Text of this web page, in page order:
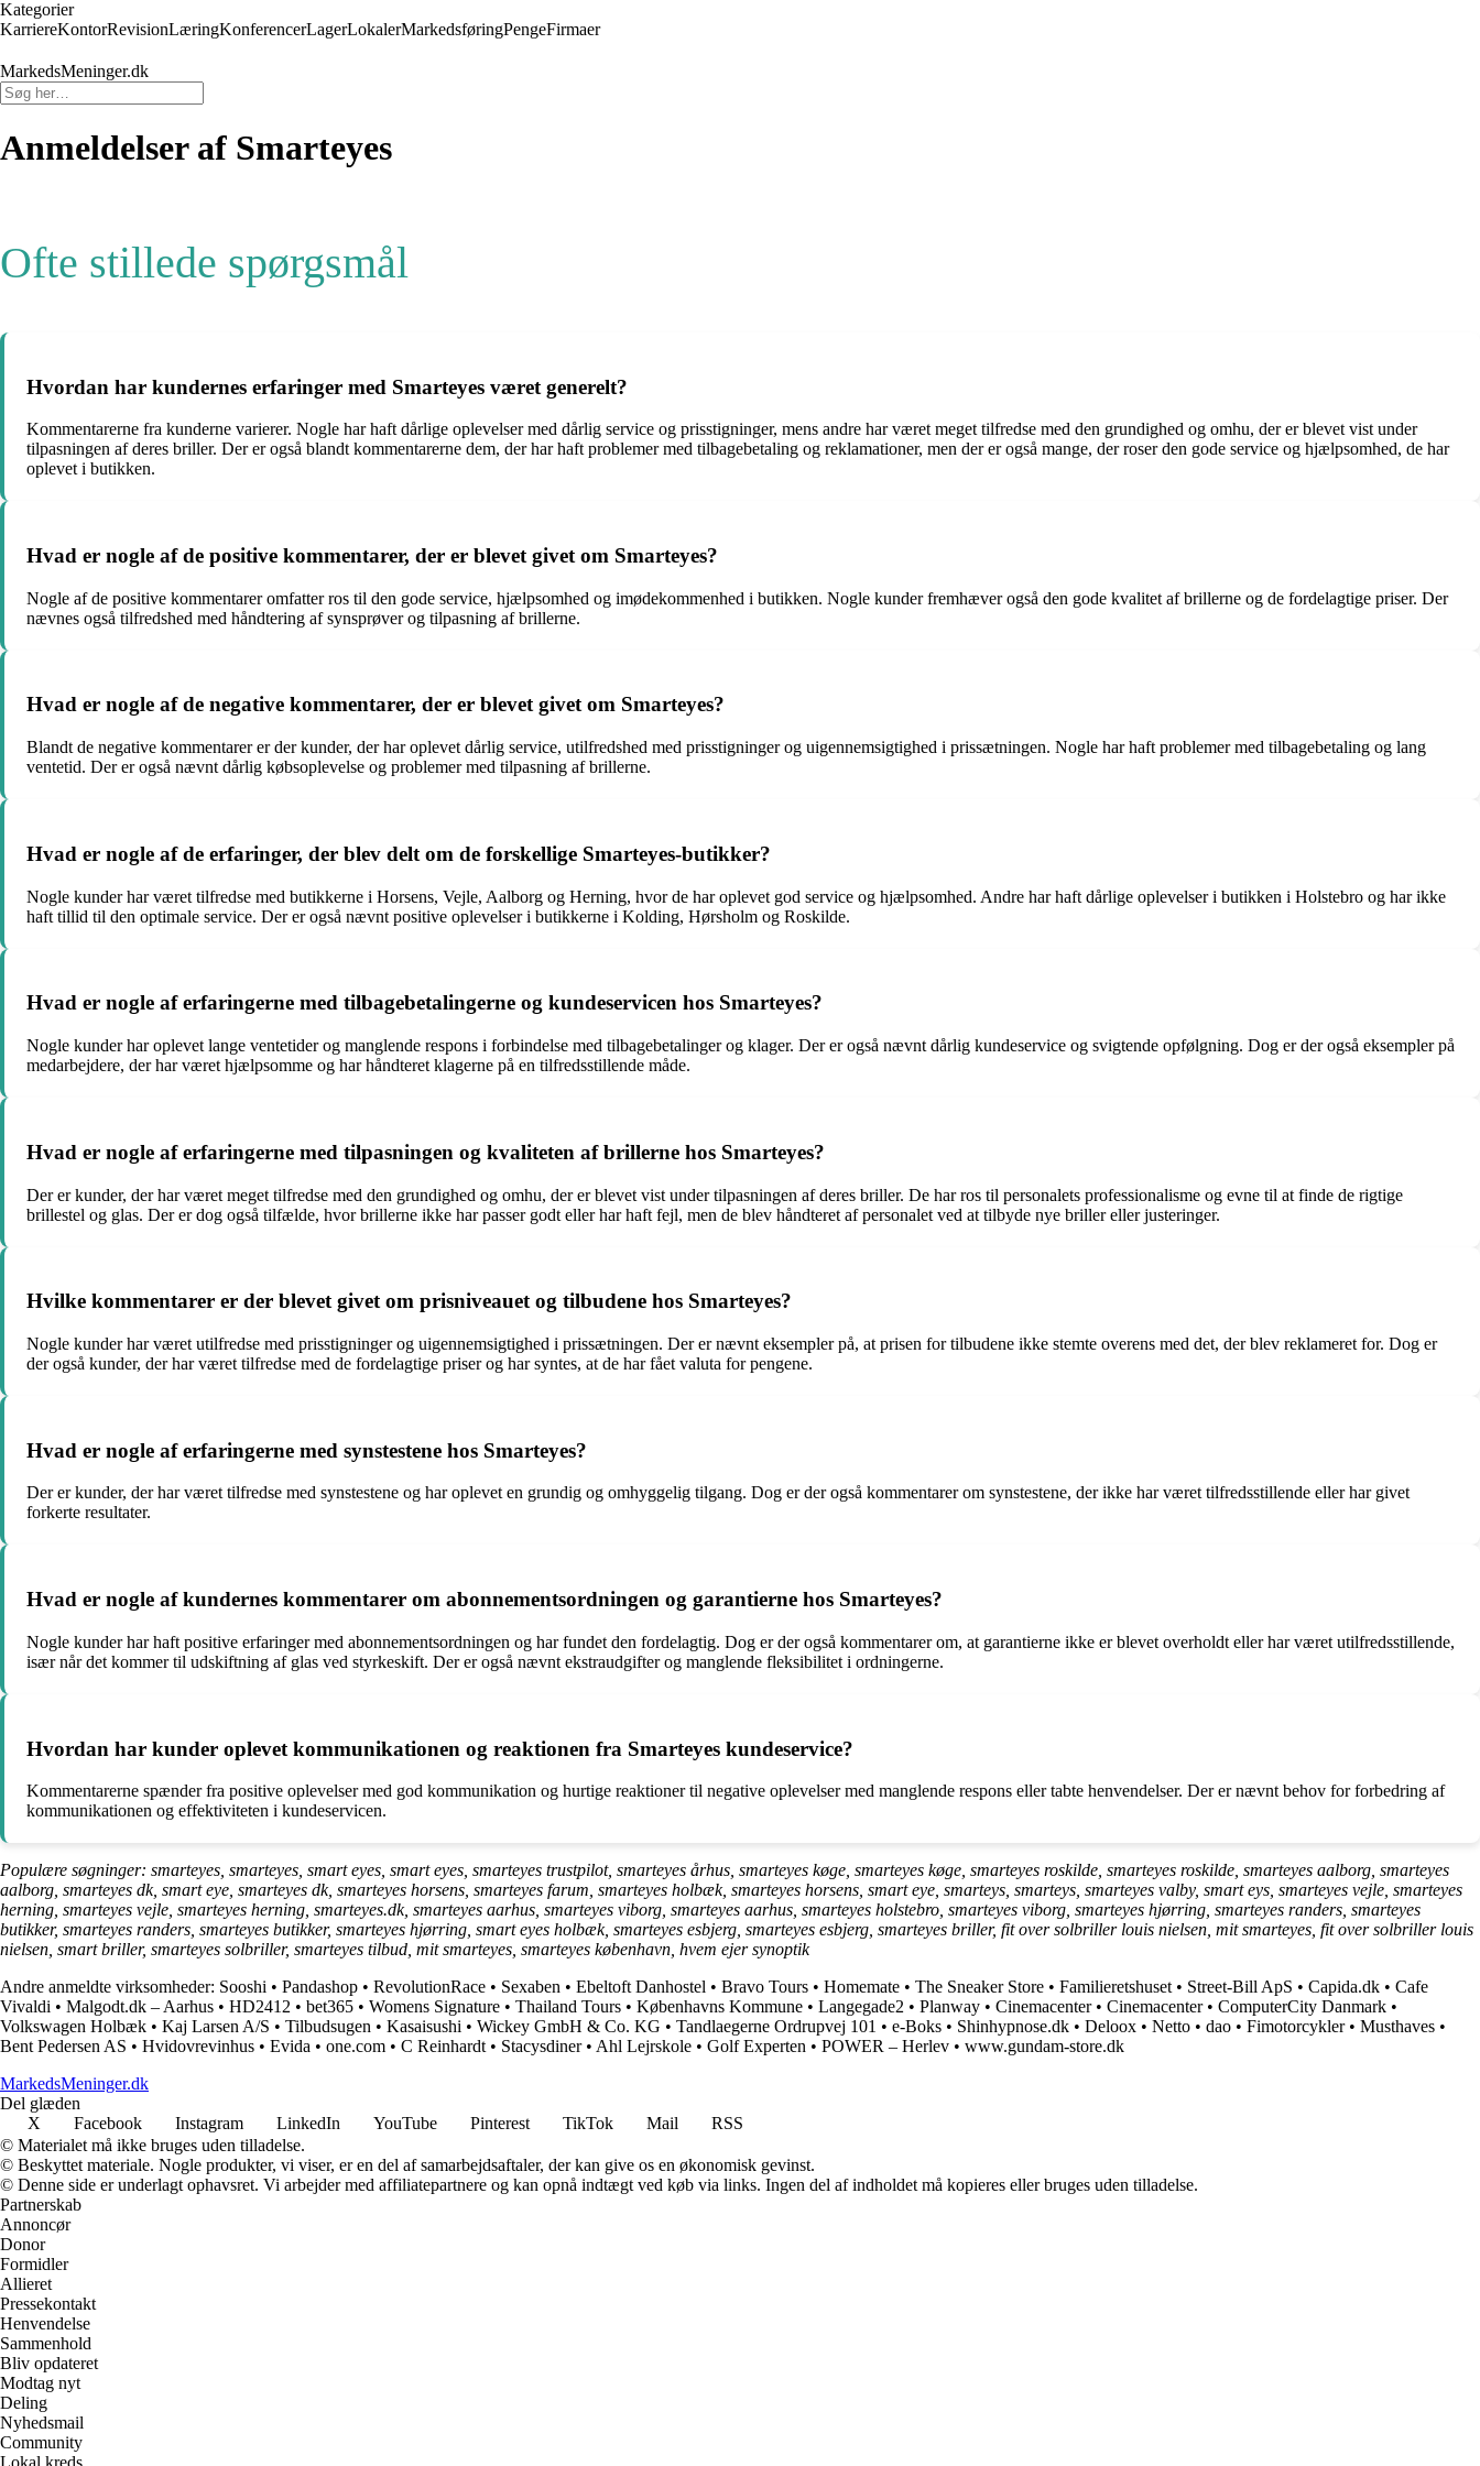
Kategorier
KarriereKontorRevisionLæringKonferencerLagerLokalerMarkedsføringPengeFirmaer
MarkedsMeninger.dk
Anmeldelser af Smarteyes
Ofte stillede spørgsmål
Hvordan har kundernes erfaringer med Smarteyes været generelt?
Kommentarerne fra kunderne varierer. Nogle har haft dårlige oplevelser med dårlig service og prisstigninger, mens andre har været meget tilfredse med den grundighed og omhu, der er blevet vist under
tilpasningen af deres briller. Der er også blandt kommentarerne dem, der har haft problemer med tilbagebetaling og reklamationer, men der er også mange, der roser den gode service og hjælpsomhed, de har
oplevet i butikken.
Hvad er nogle af de positive kommentarer, der er blevet givet om Smarteyes?
Nogle af de positive kommentarer omfatter ros til den gode service, hjælpsomhed og imødekommenhed i butikken. Nogle kunder fremhæver også den gode kvalitet af brillerne og de fordelagtige priser. Der
nævnes også tilfredshed med håndtering af synsprøver og tilpasning af brillerne.
Hvad er nogle af de negative kommentarer, der er blevet givet om Smarteyes?
Blandt de negative kommentarer er der kunder, der har oplevet dårlig service, utilfredshed med prisstigninger og uigennemsigtighed i prissætningen. Nogle har haft problemer med tilbagebetaling og lang
ventetid. Der er også nævnt dårlig købsoplevelse og problemer med tilpasning af brillerne.
Hvad er nogle af de erfaringer, der blev delt om de forskellige Smarteyes-butikker?
Nogle kunder har været tilfredse med butikkerne i Horsens, Vejle, Aalborg og Herning, hvor de har oplevet god service og hjælpsomhed. Andre har haft dårlige oplevelser i butikken i Holstebro og har ikke
haft tillid til den optimale service. Der er også nævnt positive oplevelser i butikkerne i Kolding, Hørsholm og Roskilde.
Hvad er nogle af erfaringerne med tilbagebetalingerne og kundeservicen hos Smarteyes?
Nogle kunder har oplevet lange ventetider og manglende respons i forbindelse med tilbagebetalinger og klager. Der er også nævnt dårlig kundeservice og svigtende opfølgning. Dog er der også eksempler på
medarbejdere, der har været hjælpsomme og har håndteret klagerne på en tilfredsstillende måde.
Hvad er nogle af erfaringerne med tilpasningen og kvaliteten af brillerne hos Smarteyes?
Der er kunder, der har været meget tilfredse med den grundighed og omhu, der er blevet vist under tilpasningen af deres briller. De har ros til personalets professionalisme og evne til at finde de rigtige
brillestel og glas. Der er dog også tilfælde, hvor brillerne ikke har passer godt eller har haft fejl, men de blev håndteret af personalet ved at tilbyde nye briller eller justeringer.
Hvilke kommentarer er der blevet givet om prisniveauet og tilbudene hos Smarteyes?
Nogle kunder har været utilfredse med prisstigninger og uigennemsigtighed i prissætningen. Der er nævnt eksempler på, at prisen for tilbudene ikke stemte overens med det, der blev reklameret for. Dog er
der også kunder, der har været tilfredse med de fordelagtige priser og har syntes, at de har fået valuta for pengene.
Hvad er nogle af erfaringerne med synstestene hos Smarteyes?
Der er kunder, der har været tilfredse med synstestene og har oplevet en grundig og omhyggelig tilgang. Dog er der også kommentarer om synstestene, der ikke har været tilfredsstillende eller har givet
forkerte resultater.
Hvad er nogle af kundernes kommentarer om abonnementsordningen og garantierne hos Smarteyes?
Nogle kunder har haft positive erfaringer med abonnementsordningen og har fundet den fordelagtig. Dog er der også kommentarer om, at garantierne ikke er blevet overholdt eller har været utilfredsstillende,
især når det kommer til udskiftning af glas ved styrkeskift. Der er også nævnt ekstraudgifter og manglende fleksibilitet i ordningerne.
Hvordan har kunder oplevet kommunikationen og reaktionen fra Smarteyes kundeservice?
Kommentarerne spænder fra positive oplevelser med god kommunikation og hurtige reaktioner til negative oplevelser med manglende respons eller tabte henvendelser. Der er nævnt behov for forbedring af
kommunikationen og effektiviteten i kundeservicen.
Populære søgninger: smarteyes, smarteyes, smart eyes, smart eyes, smarteyes trustpilot, smarteyes århus, smarteyes køge, smarteyes køge, smarteyes roskilde, smarteyes roskilde, smarteyes aalborg, smarteyes
aalborg, smarteyes dk, smart eye, smarteyes dk, smarteyes horsens, smarteyes farum, smarteyes holbæk, smarteyes horsens, smart eye, smarteys, smarteys, smarteyes valby, smart eys, smarteyes vejle, smarteyes
herning, smarteyes vejle, smarteyes herning, smarteyes.dk, smarteyes aarhus, smarteyes viborg, smarteyes aarhus, smarteyes holstebro, smarteyes viborg, smarteyes hjørring, smarteyes randers, smarteyes
butikker, smarteyes randers, smarteyes butikker, smarteyes hjørring, smart eyes holbæk, smarteyes esbjerg, smarteyes esbjerg, smarteyes briller, fit over solbriller louis nielsen, mit smarteyes, fit over solbriller louis
nielsen, smart briller, smarteyes solbriller, smarteyes tilbud, mit smarteyes, smarteyes københavn, hvem ejer synoptik
Andre anmeldte virksomheder: Sooshi • Pandashop • RevolutionRace • Sexaben • Ebeltoft Danhostel • Bravo Tours • Homemate • The Sneaker Store • Familieretshuset • Street-Bill ApS • Capida.dk • Cafe
Vivaldi • Malgodt.dk – Aarhus • HD2412 • bet365 • Womens Signature • Thailand Tours • Københavns Kommune • Langegade2 • Planway • Cinemacenter• Cinemacenter• ComputerCity Danmark •
Volkswagen Holbæk • Kaj Larsen A/S • Tilbudsugen • Kasaisushi • Wickey GmbH & Co. KG • Tandlaegerne Ordrupvej 101 • e-Boks • Shinhypnose.dk • Deloox • Netto • dao • Fimotorcykler• Musthaves •
Bent Pedersen AS • Hvidovrevinhus • Evida • one.com • C Reinhardt • Stacysdiner• Ahl Lejrskole • Golf Experten • POWER – Herlev • www.gundam-store.dk
MarkedsMeninger.dk
Del glæden
X
Facebook Instagram LinkedIn YouTube Pinterest TikTok Mail
RSS
© Materialet må ikke bruges uden tilladelse.
© Beskyttet materiale. Nogle produkter, vi viser, er en del af samarbejdsaftaler, der kan give os en økonomisk gevinst.
© Denne side er underlagt ophavsret. Vi arbejder med affiliatepartnere og kan opnå indtægt ved køb via links. Ingen del af indholdet må kopieres eller bruges uden tilladelse.
Partnerskab
Annoncør
Donor
Formidler
Allieret
Pressekontakt
Henvendelse
Sammenhold
Bliv opdateret
Modtag nyt
Deling
Nyhedsmail
Community